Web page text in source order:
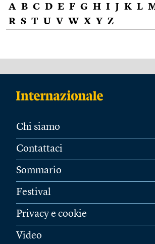
A B C D E F G H I J K L
R S T U V W X Y Z
Chi siamo
Contattaci
Sommario
Festival
Privacy e cookie
Video